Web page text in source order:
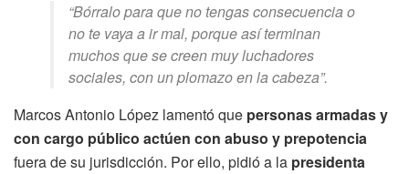
“Bórralo para que no tengas consecuencia o
no te vaya a ir mal, porque así terminan
muchos que se creen muy luchadores
sociales, con un plomazo en la cabeza”.
Marcos Antonio López lamentó que personas armadas y
con cargo público actúen con abuso y prepotencia
fuera de su jurisdicción. Por ello, pidió a la presidenta